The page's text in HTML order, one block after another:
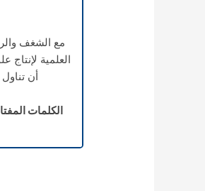
مع الشغف
العلمية
أن
الكلمات